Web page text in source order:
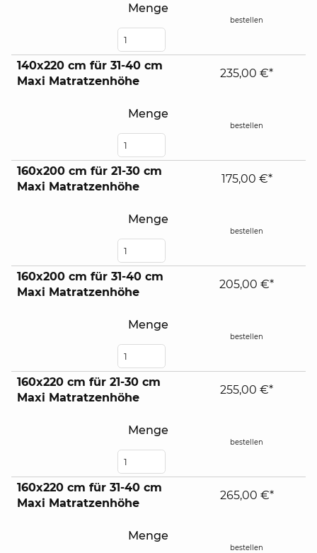
Menge
bestellen
140x220 cm für 31-40 cm
Maxi Matratzenhöhe
Menge
235,00 €*
bestellen
160x200 cm für 21-30 cm
Maxi Matratzenhöhe
Menge
175,00 €*
bestellen
160x200 cm für 31-40 cm
Maxi Matratzenhöhe
Menge
205,00 €*
bestellen
160x220 cm für 21-30 cm
Maxi Matratzenhöhe
Menge
255,00 €*
bestellen
160x220 cm für 31-40 cm
Maxi Matratzenhöhe
Menge
265,00 €*
bestellen